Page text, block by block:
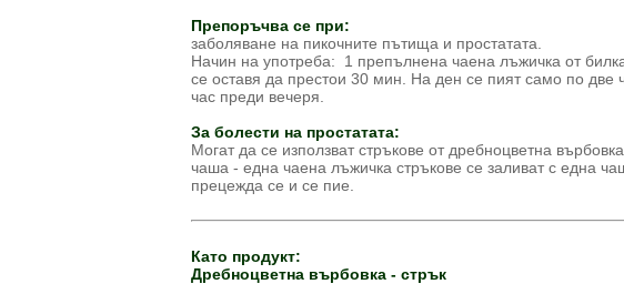
Препоръчва се при:
заболяване на пикочните пътища и простатата.
Начин на употреба: 1 препълнена чаена лъжичка от
се оставя да престои 30 мин. На ден се пият само по две
час преди вечеря.
За болести на простатата:
Могат да се използват стръкове от дребноцветна
чаша - една чаена лъжичка стръкове се заливат с една
прецежда се и се пие.
Като продукт:
Дребноцветна върбовка - стрък